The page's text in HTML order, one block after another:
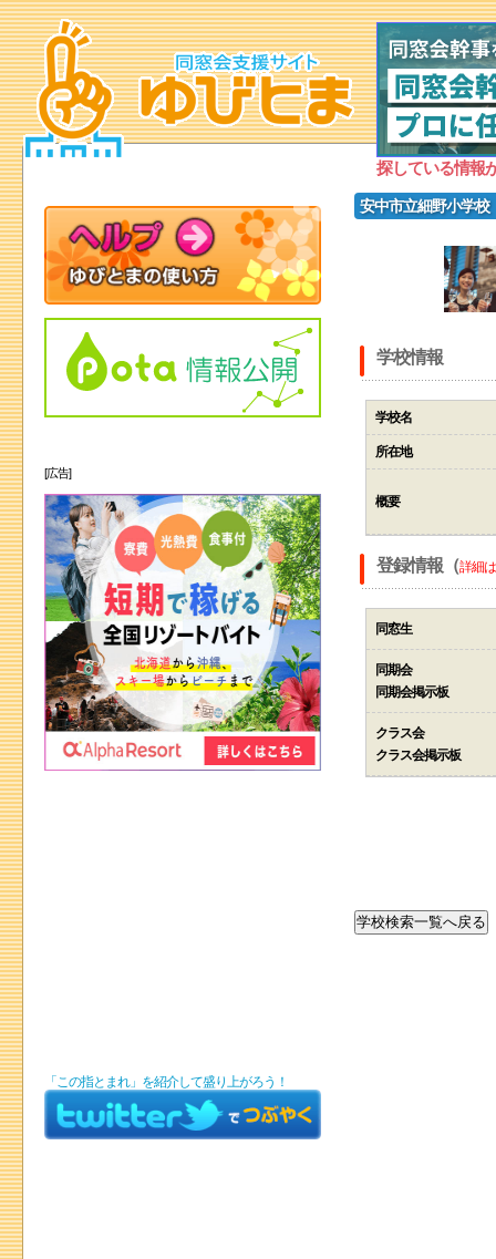
探している情報
安中市立細野小学校
学校情報
学校名
所在地
概要
登録情報（詳細
同窓生
同期会
同期会掲示板
クラス会
クラス会掲示板
[広告]
「この指とまれ」を紹介して盛り上がろう！